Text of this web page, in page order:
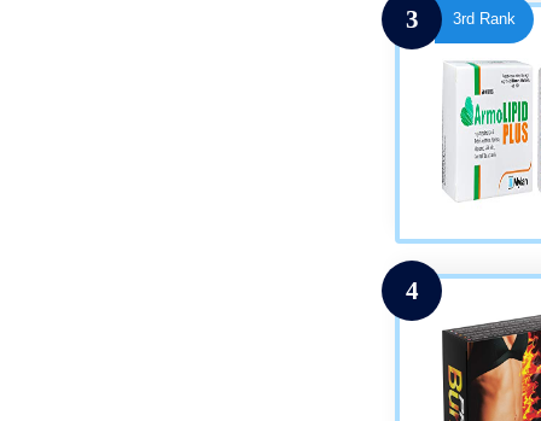
3 3rd Rank
4